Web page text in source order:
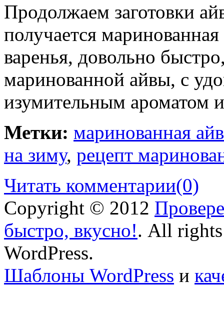
Продолжаем заготовки
получается
варенья, довольно
маринованной айвы, с
изумительным ароматом
Метки: маринованная
на зиму, рецепт
Читать комментарии(0)
Copyright © 2012
быстро, вкусно!. All rights
WordPress.
Шаблоны WordPress и